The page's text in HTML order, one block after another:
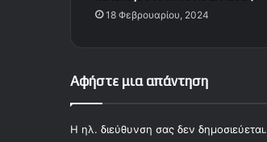
18 Φεβρουαρίου, 2024
Αφήστε μια απάντηση
Η ηλ. διεύθυνση σας δεν δημοσιεύεται.